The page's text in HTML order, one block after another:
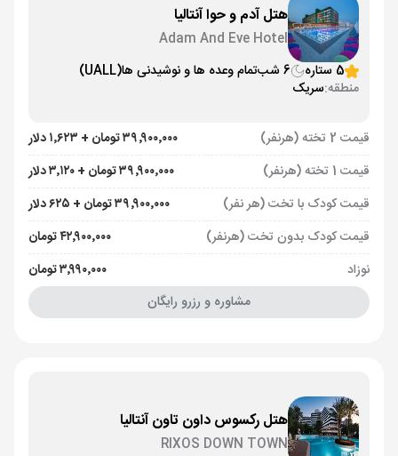
هتل آدم و حوا آنتالیا
Adam And Eve Hotel
5 ستاره
6 شب تمام وعده ها و نوشیدنی ها(UALL)
منطقه:سریک
قیمت 2 تخته (هرنفر)
۳۹٬۹۰۰٬۰۰۰ تومان + ۱٬۶۲۳ دلار
قیمت 1 تخته (هرنفر)
۳۹٬۹۰۰٬۰۰۰ تومان + ۳٬۱۲۰ دلار
قیمت کودک با تخت (هر نفر)
۳۹٬۹۰۰٬۰۰۰ تومان + ۶۲۵ دلار
قیمت کودک بدون تخت (هرنفر)
۴۲٬۹۰۰٬۰۰۰ تومان
نوزاد
۳٬۹۹۰٬۰۰۰ تومان
مشاوره و رزرو رایگان
هتل رکسوس داون تاون آنتالیا
RIXOS DOWN TOWN